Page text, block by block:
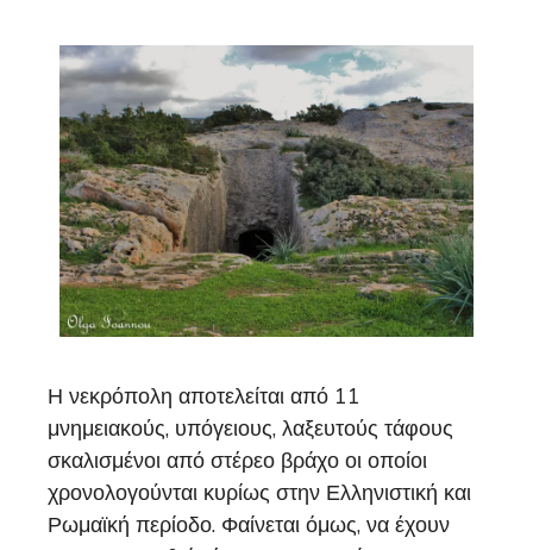
Η νεκρόπολη αποτελείται από 11
μνημειακούς, υπόγειους, λαξευτούς τάφους
σκαλισμένοι από στέρεο βράχο οι οποίοι
χρονολογούνται κυρίως στην Ελληνιστική και
Ρωμαϊκή περίοδο. Φαίνεται όμως, να έχουν